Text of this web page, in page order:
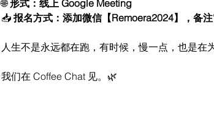
🌐 形式：线上 Google Meeting
📥 报名方式：添加微信【Remoera2024】，备
人生不是永远都在跑，有时候，慢一点，也是在
我们在 Coffee Chat 见。🌿